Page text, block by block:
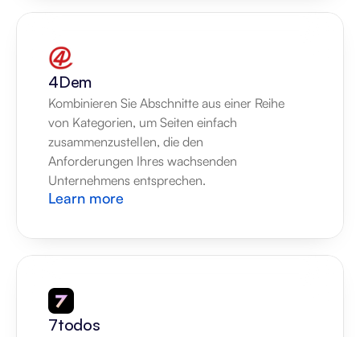
4Dem
Kombinieren Sie Abschnitte aus einer Reihe
von Kategorien, um Seiten einfach
zusammenzustellen, die den
Anforderungen Ihres wachsenden
Unternehmens entsprechen.
Learn more
7todos